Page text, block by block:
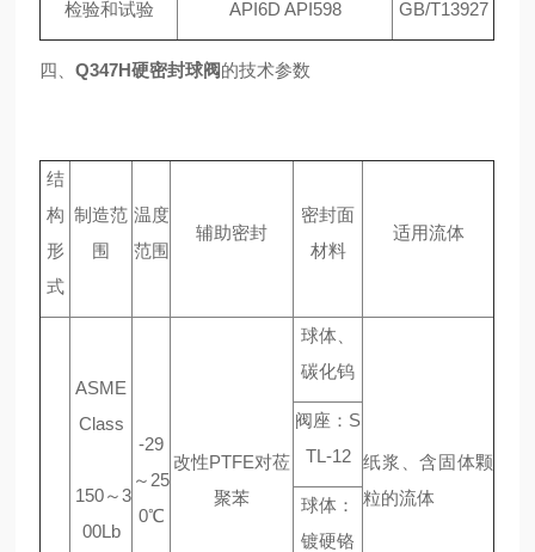
检验和试验 API6D API598 GB/T13927
四、Q347H硬密封球阀的技术参数
结
构
形
式
制造范
围
温度
范围
辅助密封
密封面
材料
适用流体
ASME
Class
150～3
00Lb
-29
～25
0℃
改性PTFE对莅
聚苯
球体、
碳化钨
纸浆、含固体颗
粒的流体
阀座：S
TL-12
球体：
镀硬铬